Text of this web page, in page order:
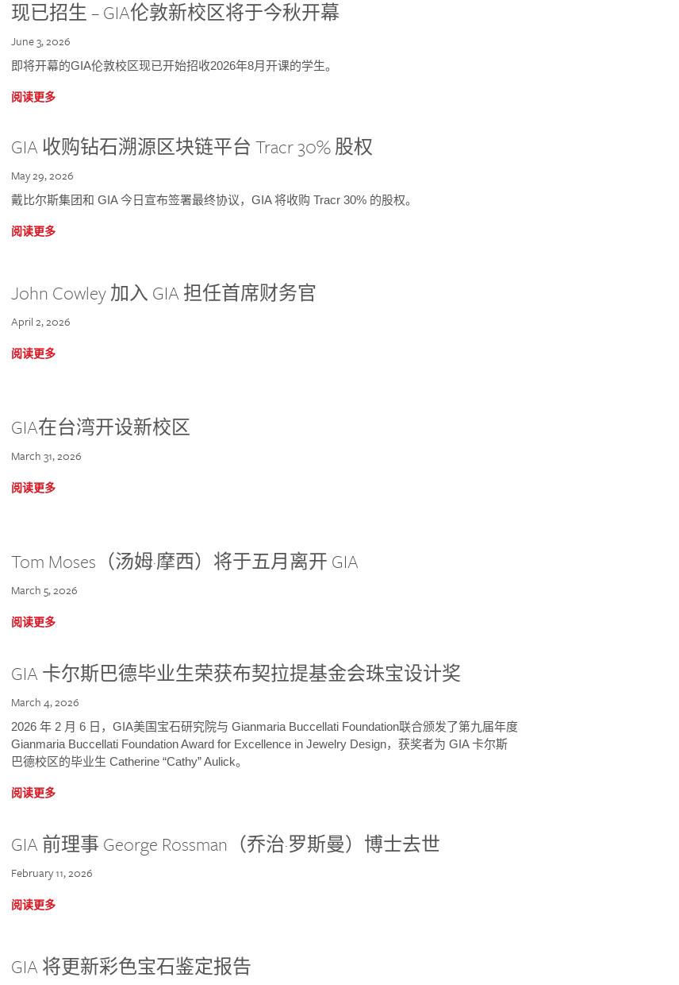
现已招生 – GIA伦敦新校区将于今秋开幕
June 3, 2026
即将开幕的GIA伦敦校区现已开始招收2026年8月开课的学生。
阅读更多
GIA 收购钻石溯源区块链平台 Tracr 30% 股权
May 29, 2026
戴比尔斯集团和 GIA 今日宣布签署最终协议，GIA 将收购 Tracr 30% 的股权。
阅读更多
John Cowley 加入 GIA 担任首席财务官
April 2, 2026
阅读更多
GIA在台湾开设新校区
March 31, 2026
阅读更多
Tom Moses（汤姆·摩西）将于五月离开 GIA
March 5, 2026
阅读更多
GIA 卡尔斯巴德毕业生荣获布契拉提基金会珠宝设计奖
March 4, 2026
2026 年 2 月 6 日，GIA美国宝石研究院与 Gianmaria Buccellati Foundation联合颁发了第九届年度
Gianmaria Buccellati Foundation Award for Excellence in Jewelry Design，获奖者为 GIA 卡尔斯
巴德校区的毕业生 Catherine “Cathy” Aulick。
阅读更多
GIA 前理事 George Rossman（乔治·罗斯曼）博士去世
February 11, 2026
阅读更多
GIA 将更新彩色宝石鉴定报告